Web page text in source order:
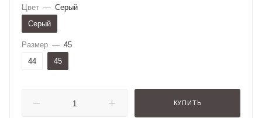
Цвет — Серый
Серый
Размер — 45
44
45
КУПИТЬ